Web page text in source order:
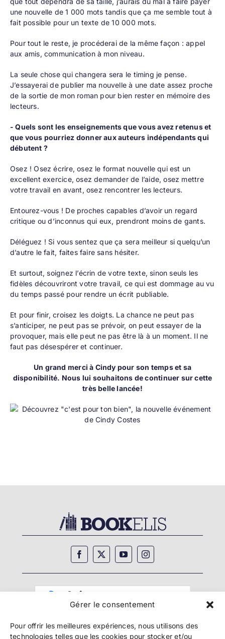
Gérer le consentement
Pour offrir les meilleures expériences, nous utilisons des
technologies telles que les cookies pour stocker et/ou
une nouvelle de 1 000 mots tandis que ça me semble tout à
fait possible pour un texte de 10 000 mots.
Pour tout le reste, je procéderai de la même façon : appel
aux amis, communication à mon niveau.
La seule chose qui changera sera le timing je pense.
J’essayerai de publier ma nouvelle à une date assez proche
de la sortie de mon roman pour bien rester en mémoire des
lecteurs.
- Quels sont les enseignements que vous avez retenus et
que vous pourriez donner aux auteurs indépendants qui
débutent ?
Osez ! Osez écrire, osez le format nouvelle qui est un
excellent exercice, osez demander de l’aide, osez mettre
votre travail en avant, osez rencontrer les lecteurs.
Entourez-vous ! De proches capables d’avoir un regard
critique ou d’inconnus qui eux, prendront moins de gants.
Déléguez ! Si vous sentez que ça sera meilleur si quelqu’un
d’autre le fait, faites faire sans hésiter.
Et surtout, soignez l’écrin de votre texte, sinon seuls les
fidèles découvriront votre travail, ce qui est dommage au vu
du temps passé pour rendre un écrit publiable.
Et pour finir, croisez les doigts. La chance ne peut pas
s’anticiper, ne peut pas se prévoir, on peut essayer de la
provoquer, mais elle peut ne pas être là à un moment. Il ne
faut pas désespérer et continuer.
Un grand merci à Cindy pour son temps et sa
disponibilité. Nous lui souhaitons de continuer sur cette
très belle lancée!